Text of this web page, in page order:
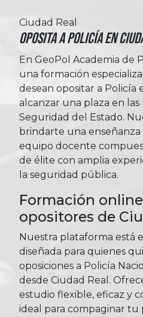
Ciudad Real
Oposita a Policía en
En GeoPol Academia de
una formación
desean opositar a Policía
alcanzar una plaza en
Seguridad del Estado.
brindarte una
equipo docente
de élite con amplia
la seguridad pública.
Formación
opositores de
Nuestra plataforma está
diseñada para quienes
oposiciones a Policía
desde Ciudad Real.
estudio flexible, eficaz y
ideal para compaginar tu